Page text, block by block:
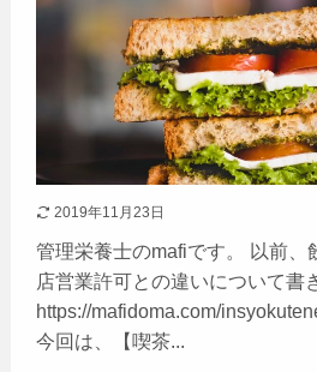
2019年11月23日
管理栄養士のmafiです。 以前、
店営業許可との違いについて書
https://mafidoma.com/
今回は、【喫茶...